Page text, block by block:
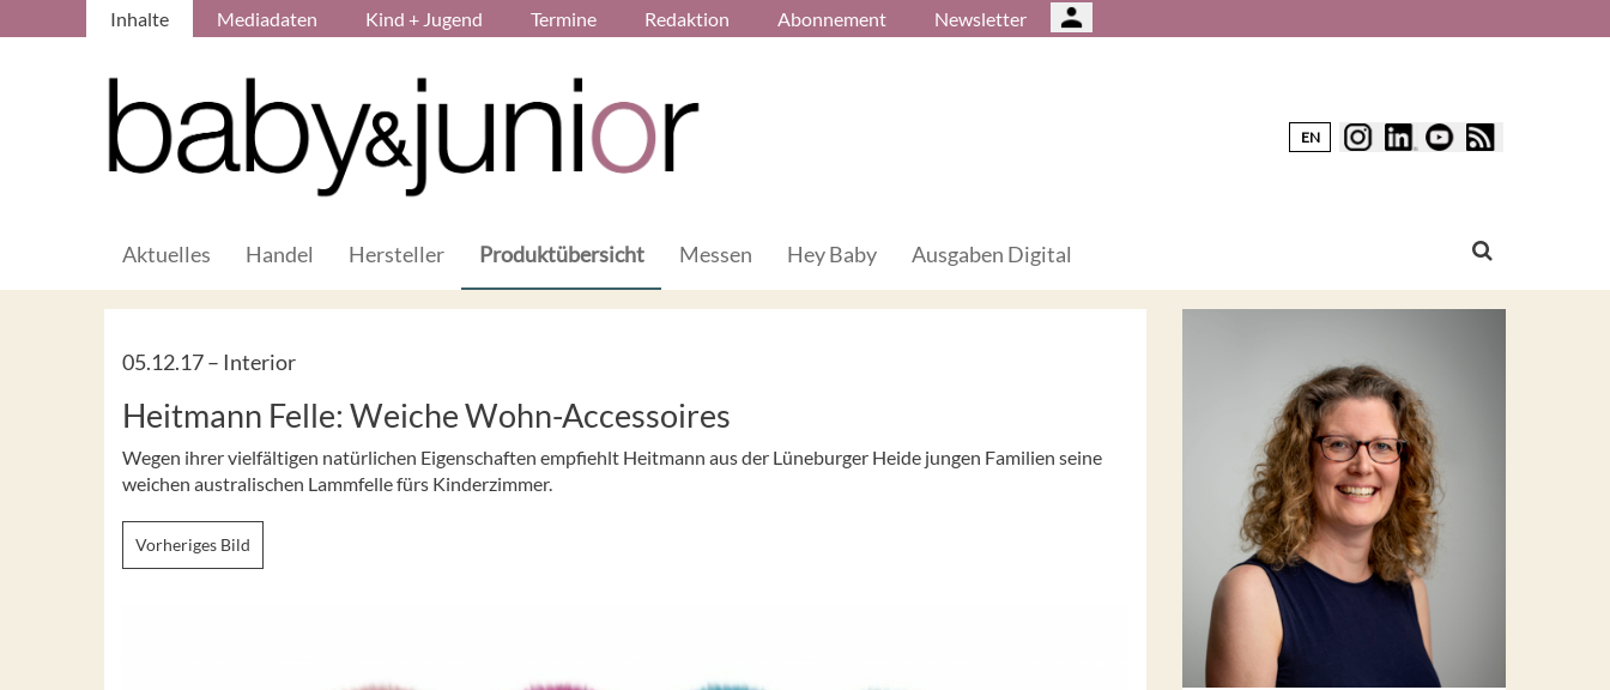
Inhalte Mediadaten Kind + Jugend Termine Redaktion Abonnement Newsletter
EN
Aktuelles Handel Hersteller Produktübersicht Messen Hey Baby Ausgaben Digital
05.12.17 – Interior
Heitmann Felle: Weiche Wohn-Accessoires
Wegen ihrer vielfältigen natürlichen Eigenschaften empfiehlt Heitmann aus der Lüneburger Heide jungen Familien seine
weichen australischen Lammfelle fürs Kinderzimmer.
Vorheriges Bild